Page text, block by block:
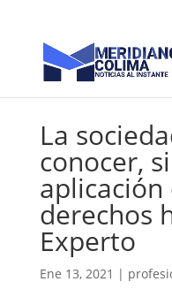
La
conocer,
aplicación
derechos
Experto
Ene 13, 2021 |